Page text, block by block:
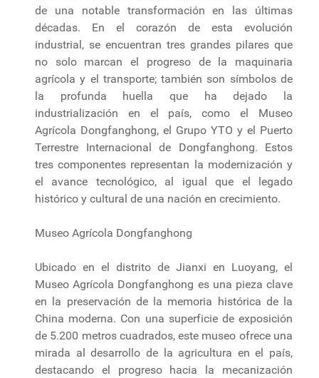
de una notable transformación en las últimas
décadas. En el corazón de esta evolución
industrial, se encuentran tres grandes pilares que
no solo marcan el progreso de la maquinaria
agrícola y el transporte; también son símbolos de
la profunda huella que ha dejado la
industrialización en el país, como el Museo
Agrícola Dongfanghong, el Grupo YTO y el Puerto
Terrestre Internacional de Dongfanghong. Estos
tres componentes representan la modernización y
el avance tecnológico, al igual que el legado
histórico y cultural de una nación en crecimiento.
Museo Agrícola Dongfanghong
Ubicado en el distrito de Jianxi en Luoyang, el
Museo Agrícola Dongfanghong es una pieza clave
en la preservación de la memoria histórica de la
China moderna. Con una superficie de exposición
de 5.200 metros cuadrados, este museo ofrece una
mirada al desarrollo de la agricultura en el país,
destacando el progreso hacia la mecanización